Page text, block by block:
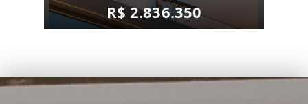
R$ 2.836.350